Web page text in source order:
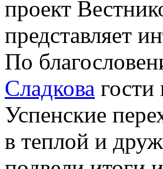
проект
представляет
По
Сладкова
Успенские
в теплой и